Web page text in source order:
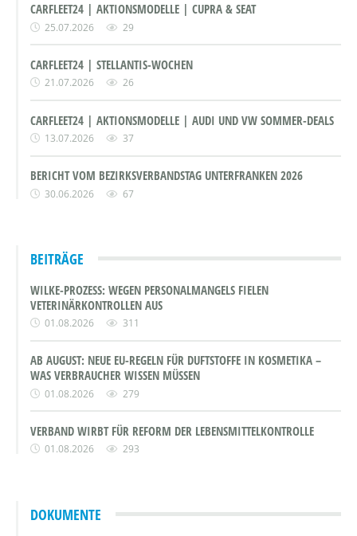
CARFLEET24 | AKTIONSMODELLE | CUPRA & SEAT
25.07.2026 29
CARFLEET24 | STELLANTIS-WOCHEN
21.07.2026 26
CARFLEET24 | AKTIONSMODELLE | AUDI UND VW SOMMER-DEALS
13.07.2026 37
BERICHT VOM BEZIRKSVERBANDSTAG UNTERFRANKEN 2026
30.06.2026 67
BEITRÄGE
WILKE-PROZESS: WEGEN PERSONALMANGELS FIELEN
VETERINÄRKONTROLLEN AUS
01.08.2026 311
AB AUGUST: NEUE EU-REGELN FÜR DUFTSTOFFE IN KOSMETIKA –
WAS VERBRAUCHER WISSEN MÜSSEN
01.08.2026 279
VERBAND WIRBT FÜR REFORM DER LEBENSMITTELKONTROLLE
01.08.2026 293
DOKUMENTE